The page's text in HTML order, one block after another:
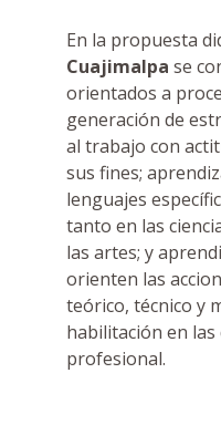
En la propuesta
Cuajimalpa se
orientados a
generación de
al trabajo con
sus fines;
lenguajes
tanto en las
las artes; y
orienten las
teórico, técnico y
habilitación en las
profesional.